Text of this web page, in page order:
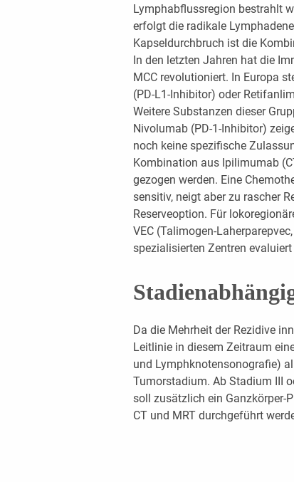
Lymphabflussregion bestrahlt
erfolgt die radikale
Kapseldurchbruch ist die
In den letzten Jahren hat die
MCC revolutioniert. In Europa
(PD-L1-Inhibitor) oder
Weitere Substanzen dieser
Nivolumab (PD-1-Inhibitor)
noch keine spezifische
Kombination aus Ipilimumab
gezogen werden. Eine
sensitiv, neigt aber zu rascher
Reserveoption. Für
VEC (Talimogen-
spezialisierten Zentren evaluiert
Da die Mehrheit der Rezidive
Leitlinie in diesem Zeitraum
und Lymphknotensonografie)
Tumorstadium. Ab Stadium III
soll zusätzlich ein Ganzkörper-
CT und MRT durchgeführt